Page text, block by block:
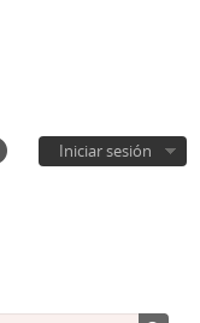
Iniciar sesión